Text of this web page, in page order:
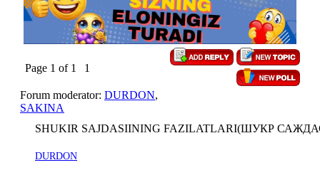
Page 1 of 1 1
Forum moderator: DURDON,
SAKINA
SHUKIR SAJDASIINING FAZILATLARI(ШУКР
DURDON